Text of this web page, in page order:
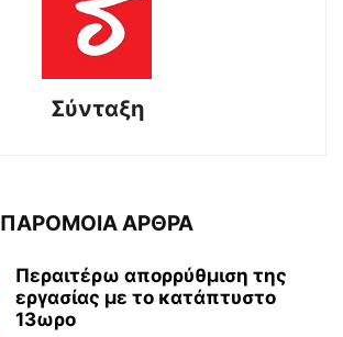
Σύνταξη
ΠΑΡΟΜΟΙΑ ΑΡΘΡΑ
Περαιτέρω απορρύθμιση της
εργασίας με το κατάπτυστο
13ωρο